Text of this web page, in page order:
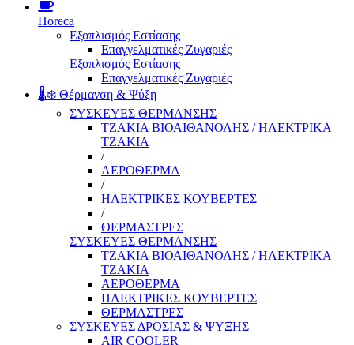
Horeca
Εξοπλισμός Εστίασης
Επαγγελματικές Ζυγαριές
Εξοπλισμός Εστίασης
Επαγγελματικές Ζυγαριές
🌡️❄️ Θέρμανση & Ψύξη
ΣΥΣΚΕΥΕΣ ΘΕΡΜΑΝΣΗΣ
ΤΖΑΚΙΑ ΒΙΟΑΙΘΑΝΟΛΗΣ / ΗΛΕΚΤΡΙΚΑ
ΤΖΑΚΙΑ
/
ΑΕΡΟΘΕΡΜΑ
/
ΗΛΕΚΤΡΙΚΕΣ ΚΟΥΒΕΡΤΕΣ
/
ΘΕΡΜΑΣΤΡΕΣ
ΣΥΣΚΕΥΕΣ ΘΕΡΜΑΝΣΗΣ
ΤΖΑΚΙΑ ΒΙΟΑΙΘΑΝΟΛΗΣ / ΗΛΕΚΤΡΙΚΑ
ΤΖΑΚΙΑ
ΑΕΡΟΘΕΡΜΑ
ΗΛΕΚΤΡΙΚΕΣ ΚΟΥΒΕΡΤΕΣ
ΘΕΡΜΑΣΤΡΕΣ
ΣΥΣΚΕΥΕΣ ΔΡΟΣΙΑΣ & ΨΥΞΗΣ
AIR COOLER